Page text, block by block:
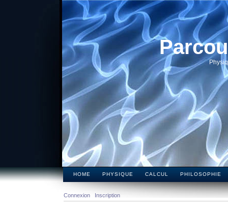
HOME PHYSIQUE CALCUL PHILOSOPHIE
Connexion Inscription